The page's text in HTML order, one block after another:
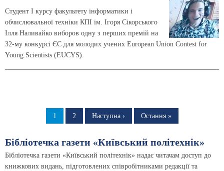
Студент І курсу факультету інформатики і
обчислювальної техніки КПІ ім. Ігоря Сікорського
Ілля Наливайко виборов одну з перших премій на
32-му конкурсі ЄС для молодих учених European Union Contest for
Young Scientists (EUCYS).
Сторінка
1 Сторінка
2
Наступна
Наступна ›
Остання
Остання »
Бібліотечка газети «Київський політехнік»
Бібліотечка газети «Київський політехнік» надає читачам доступ до
книжкових видань, підготовлених співробітниками редакції та